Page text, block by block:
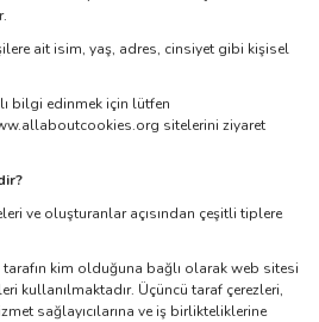
ait isim, yaş, adres, cinsiyet gibi kişisel
bilgi edinmek için lütfen
sitelerini ziyaret
ve oluşturanlar açısından çeşitli tiplere
kim olduğuna bağlı olarak web sitesi
kullanılmaktadır. Üçüncü taraf çerezleri,
sağlayıcılarına ve iş birlikteliklerine